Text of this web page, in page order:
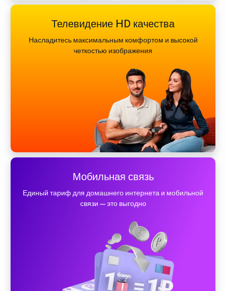
Телевидение HD качества
Насладитесь максимальным комфортом и высокой
четкостью изображения
Мобильная связь
Единый тариф для домашнего интернета и мобильной
связи — это выгодно